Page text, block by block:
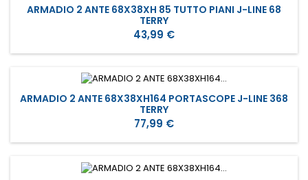
ARMADIO 2 ANTE 68X38XH 85 TUTTO PIANI J-LINE 68
TERRY
Prezzo
43,99 €
ARMADIO 2 ANTE 68X38XH164 PORTASCOPE J-LINE 368
TERRY
Prezzo
77,99 €